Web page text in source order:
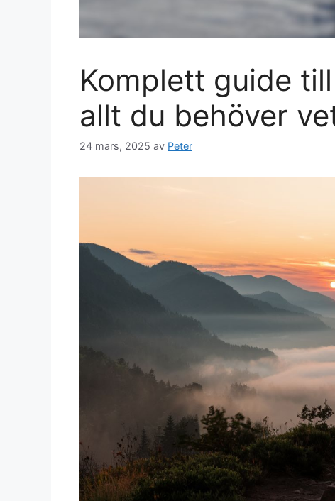
Komplett guide
allt du behöver
24 mars, 2025 av Peter